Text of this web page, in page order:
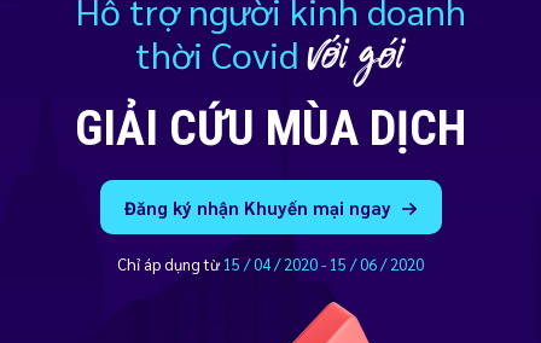
Hỗ trợ người kinh doanh
thời Covid
GIẢI CỨU MÙA DỊCH
Đăng ký nhận Khuyến mại ngay
Chỉ áp dụng từ 15 / 04 / 2020 - 15 / 06 / 2020